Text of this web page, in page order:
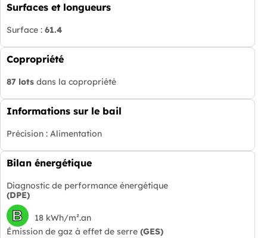
Surfaces et longueurs
Surface : 61.4
Copropriété
87 lots dans la copropriété
Informations sur le bail
Précision : Alimentation
Bilan énergétique
Diagnostic de performance énergétique
(DPE)
B
18 kWh/m².an
Émission de gaz à effet de serre (GES)